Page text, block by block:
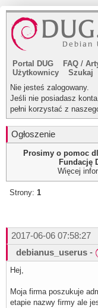
Portal DUG FAQ /
Użytkownicy
Szukaj
Nie jesteś zalogowany.
Jeśli nie posiadasz
pełni korzystać z
Ogłoszenie
Prosimy o pomoc
Fundację
Więcej
Strony: 1
2017-06-06 07:58:27
debianus_userus -
Hej,
Moja firma poszukuje
etapie nazwy firmy ale